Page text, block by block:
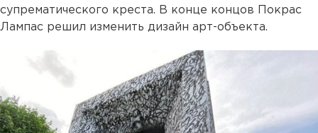
супрематического креста. В конце концов Покрас
Лампас решил изменить дизайн арт-объекта.